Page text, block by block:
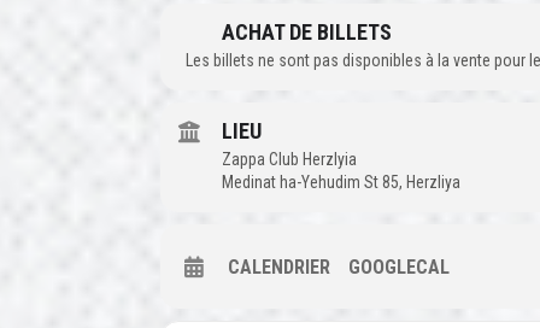
ACHAT DE BILLETS
Les billets ne sont pas disponibles à la vente pour
LIEU
Zappa Club Herzlyia
Medinat ha-Yehudim St 85, Herzliya
CALENDRIER GOOGLECAL